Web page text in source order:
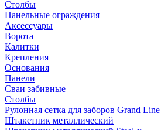
Столбы
Панельные ограждения
Аксессуары
Ворота
Калитки
Крепления
Основания
Панели
Сваи забивные
Столбы
Рулонная сетка для заборов Grand Line
Штакетник металлический